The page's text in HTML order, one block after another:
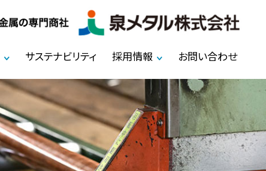
サステナビリティ 採用情報 お問い合わせ